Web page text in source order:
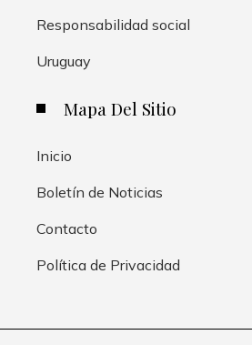
Responsabilidad social
Uruguay
Mapa Del Sitio
Inicio
Boletín de Noticias
Contacto
Política de Privacidad